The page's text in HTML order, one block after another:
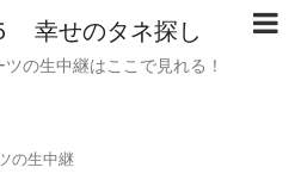
幸せのタネ探し
の生中継はここで見れる！
の生中継